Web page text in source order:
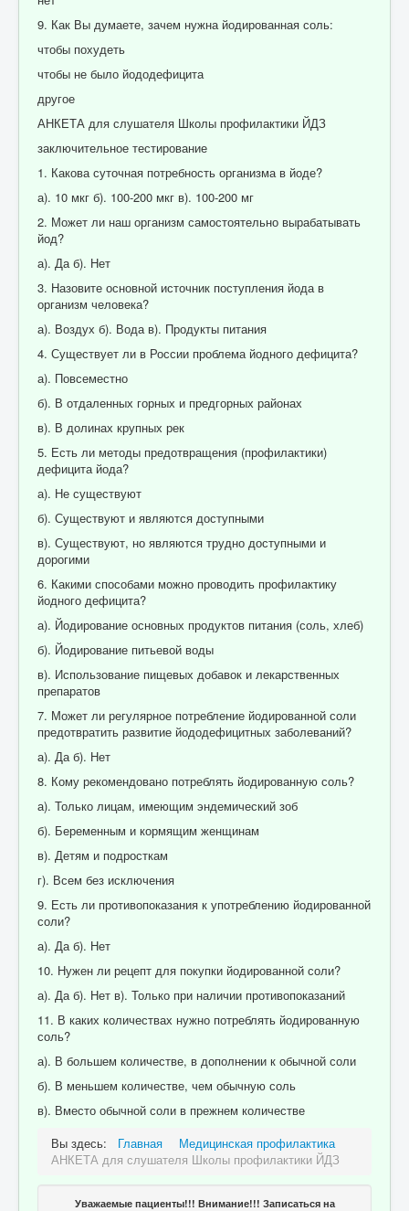
9. Как Вы думаете, зачем нужна йодированная соль:
чтобы похудеть
чтобы не было йододефицита
другое
АНКЕТА для слушателя Школы профилактики ЙДЗ
заключительное тестирование
1. Какова суточная потребность организма в йоде?
а). 10 мкг б). 100-200 мкг в). 100-200 мг
2. Может ли наш организм самостоятельно вырабатывать
йод?
а). Да б). Нет
3. Назовите основной источник поступления йода в
организм человека?
а). Воздух б). Вода в). Продукты питания
4. Существует ли в России проблема йодного дефицита?
а). Повсеместно
б). В отдаленных горных и предгорных районах
в). В долинах крупных рек
5. Есть ли методы предотвращения (профилактики)
дефицита йода?
а). Не существуют
б). Существуют и являются доступными
в). Существуют, но являются трудно доступными и
дорогими
6. Какими способами можно проводить профилактику
йодного дефицита?
а). Йодирование основных продуктов питания (соль, хлеб)
б). Йодирование питьевой воды
в). Использование пищевых добавок и лекарственных
препаратов
7. Может ли регулярное потребление йодированной соли
предотвратить развитие йододефицитных заболеваний?
а). Да б). Нет
8. Кому рекомендовано потреблять йодированную соль?
а). Только лицам, имеющим эндемический зоб
б). Беременным и кормящим женщинам
в). Детям и подросткам
г). Всем без исключения
9. Есть ли противопоказания к употреблению йодированной
соли?
а). Да б). Нет
10. Нужен ли рецепт для покупки йодированной соли?
а). Да б). Нет в). Только при наличии противопоказаний
11. В каких количествах нужно потреблять йодированную
соль?
а). В большем количестве, в дополнении к обычной соли
б). В меньшем количестве, чем обычную соль
в). Вместо обычной соли в прежнем количестве
Вы здесь:
Главная
Медицинская профилактика
АНКЕТА для слушателя Школы профилактики ЙДЗ
Уважаемые пациенты!!! Внимание!!! Записаться на